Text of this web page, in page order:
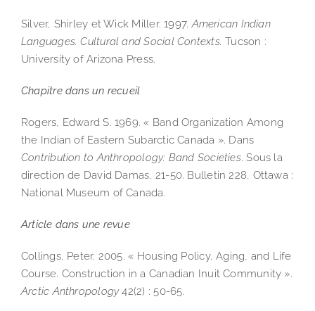
Silver, Shirley et Wick Miller. 1997.American Indian
Languages. Cultural and Social Contexts. Tucson :
University of Arizona Press.
Chapitre dans un recueil
Rogers, Edward S. 1969. « Band Organization Among
the Indian of Eastern Subarctic Canada ». Dans
Contribution to Anthropology: Band Societies. Sous la
direction de David Damas, 21-50. Bulletin 228, Ottawa :
National Museum of Canada.
Article dans une revue
Collings, Peter. 2005. « Housing Policy, Aging, and Life
Course. Construction in a Canadian Inuit Community ».
Arctic Anthropology42(2) : 50-65.